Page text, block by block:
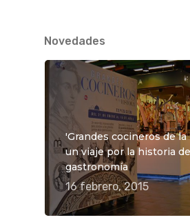
Novedades
'Grandes cocineros de la
un viaje por la historia
gastronomía
16 febrero, 2015